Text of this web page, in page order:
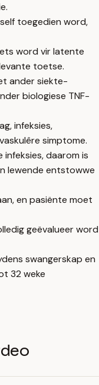
toegedien word,
word vir latente
toetse.
ander siekte-
biologiese TNF-
infeksies,
simptome.
daarom is
lewende entstowwe
en pasiënte moet
geëvalueer word
swangerskap en
32 weke